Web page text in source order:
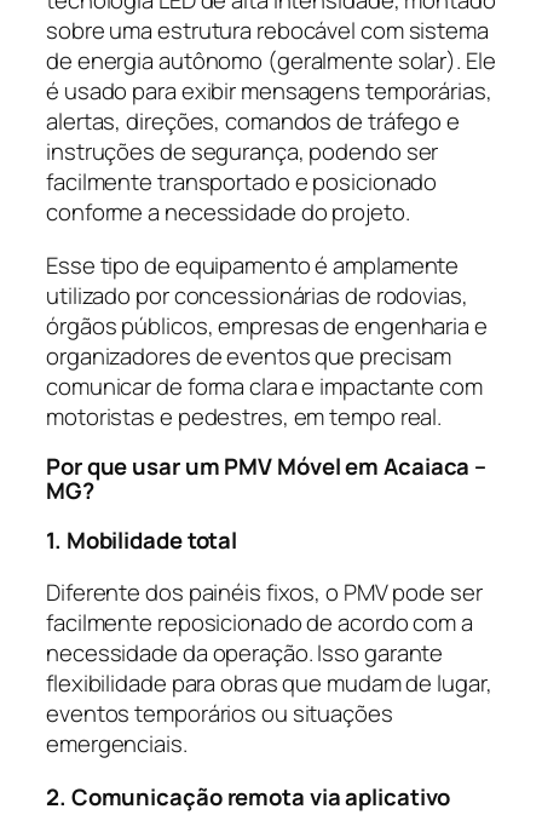
sobre uma estrutura rebocável com sistema
de energia autônomo (geralmente solar). Ele
é usado para exibir mensagens temporárias,
alertas, direções, comandos de tráfego e
instruções de segurança, podendo ser
facilmente transportado e posicionado
conforme a necessidade do projeto.
Esse tipo de equipamento é amplamente
utilizado por concessionárias de rodovias,
órgãos públicos, empresas de engenharia e
organizadores de eventos que precisam
comunicar de forma clara e impactante com
motoristas e pedestres, em tempo real.
Por que usar um PMV Móvel em Acaiaca –
MG?
1. Mobilidade total
Diferente dos painéis fixos, o PMV pode ser
facilmente reposicionado de acordo com a
necessidade da operação. Isso garante
flexibilidade para obras que mudam de lugar,
eventos temporários ou situações
emergenciais.
2. Comunicação remota via aplicativo